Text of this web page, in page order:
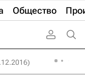
Общество